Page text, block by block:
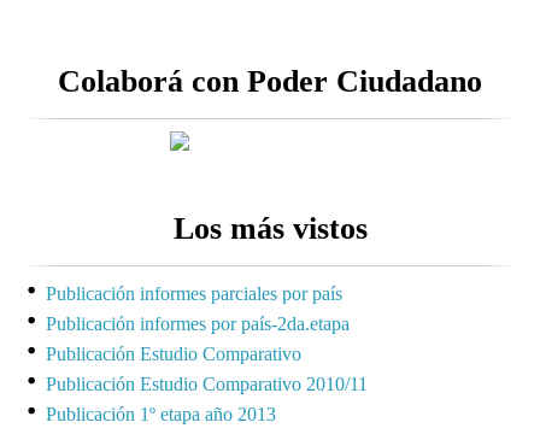
Colaborá con Poder Ciudadano
Los más vistos
Publicación informes parciales por país
Publicación informes por país-2da.etapa
Publicación Estudio Comparativo
Publicación Estudio Comparativo 2010/11
Publicación 1º etapa año 2013